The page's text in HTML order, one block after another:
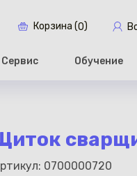
Корзина (0)
Сервис Обучение
0700000720